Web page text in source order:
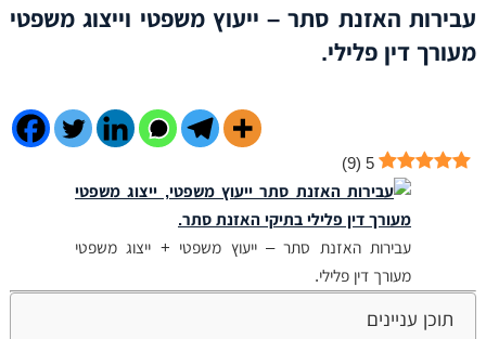
עבירות האזנת סתר – ייעוץ משפטי וייצוג משפטי
מעורך דין פלילי.
5
(
9
)
עבירות האזנת סתר – ייעוץ משפטי + ייצוג משפטי
מעורך דין פלילי.
תוכן עניינים